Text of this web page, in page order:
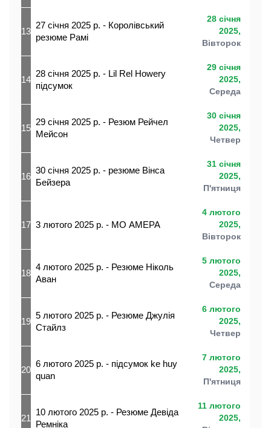
13
27 січня 2025 р. - Королівський
резюме Рамі
28 січня
2025,
Вівторок
14
28 січня 2025 р. - Lil Rel Howery
підсумок
29 січня
2025,
Середа
15
29 січня 2025 р. - Резюм Рейчел
Мейсон
30 січня
2025,
Четвер
16
30 січня 2025 р. - резюме Вінса
Бейзера
31 січня
2025,
П'ятниця
17 3 лютого 2025 р. - МО АМЕРА
4 лютого
2025,
Вівторок
18
4 лютого 2025 р. - Резюме Ніколь
Аван
5 лютого
2025,
Середа
19
5 лютого 2025 р. - Резюме Джулія
Стайлз
6 лютого
2025,
Четвер
20
6 лютого 2025 р. - підсумок ke huy
quan
7 лютого
2025,
П'ятниця
21
10 лютого 2025 р. - Резюме Девіда
Ремніка
11 лютого
2025,